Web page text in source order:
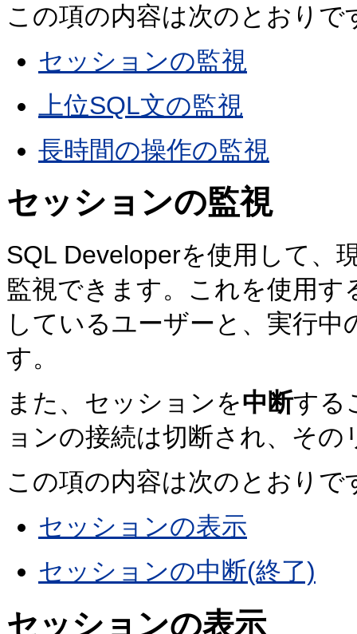
この項の内容は次のとおりで
セッションの監視
上位SQL文の監視
長時間の操作の監視
セッションの監視
SQL Developerを使用して、
監視できます。これを使用
しているユーザーと、実行
す。
また、セッションを中断する
ョンの接続は切断され、そ
この項の内容は次のとおりで
セッションの表示
セッションの中断(終了)
セッションの表示